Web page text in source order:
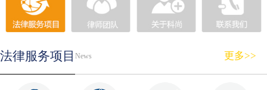
法律服务项目 News 更多>>